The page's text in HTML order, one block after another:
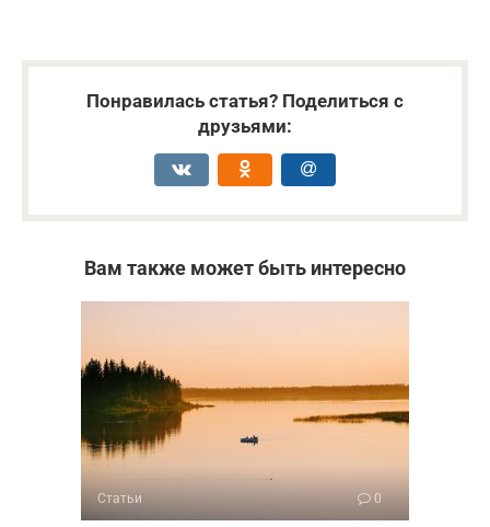
Понравилась статья? Поделиться с
друзьями:
Вам также может быть интересно
Статьи 0